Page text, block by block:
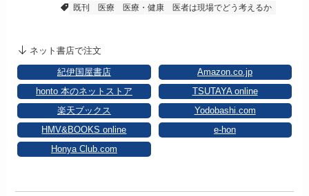
既刊 医療 医療・健康 医者は現場でどう考えるか
ネット書店で注文
紀伊国屋書店
Amazon.co.jp
honto 本のネットストア
TSUTAYA online
楽天ブックス
Yodobashi.com
HMV&BOOKS online
e-hon
Honya Club.com